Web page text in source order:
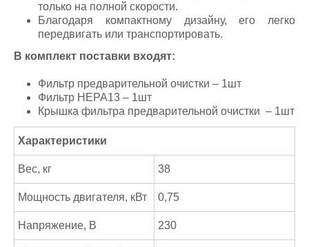
только на полной скорости.
Благодаря компактному дизайну, его легко
передвигать или транспортировать.
В комплект поставки входят:
Фильтр предварительной очистки – 1шт
Фильтр HEPA13 – 1шт
Крышка фильтра предварительной очистки – 1шт
Характеристики
Вес, кг 38
Мощность двигателя, кВт 0,75
Напряжение, В 230